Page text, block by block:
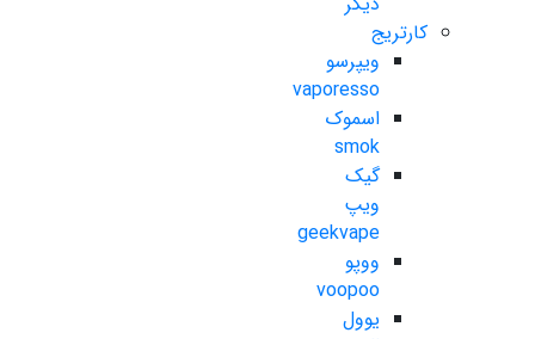
کارتریج
ویپرسو
vaporesso
اسموک
smok
گیک
ویپ
geekvape
ووپو
voopoo
یوول